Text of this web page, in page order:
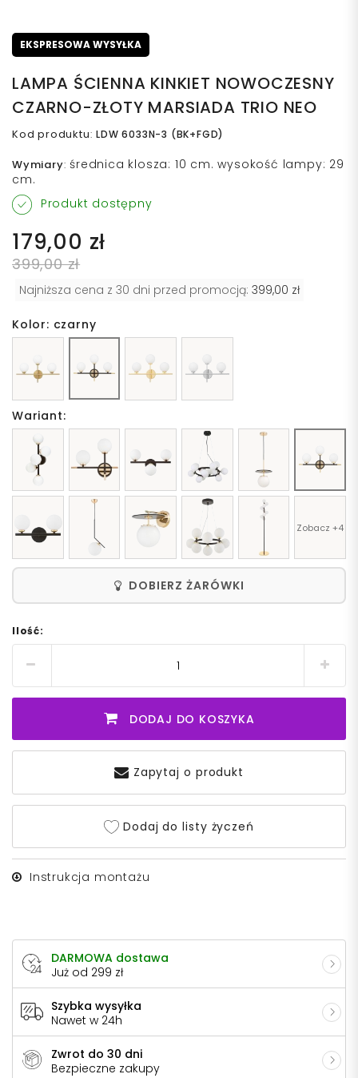
EKSPRESOWA WYSYŁKA
LAMPA ŚCIENNA KINKIET NOWOCZESNY
CZARNO-ZŁOTY MARSIADA TRIO NEO
Kod produktu:LDW 6033N-3 (BK+FGD)
Wymiary: średnica klosza: 10 cm. wysokość lampy: 29
cm.
Produkt dostępny
179,00 zł
399,00 zł
Najniższa cena z 30 dni przed promocją: 399,00 zł
Kolor: czarny
Wariant:
Zobacz +4
DOBIERZ ŻARÓWKI
Ilość:
DODAJ DO KOSZYKA
Zapytaj o produkt
Dodaj do listy życzeń
Instrukcja montażu
DARMOWA dostawa
Już od 299 zł
Szybka wysyłka
Nawet w 24h
Zwrot do 30 dni
Bezpieczne zakupy